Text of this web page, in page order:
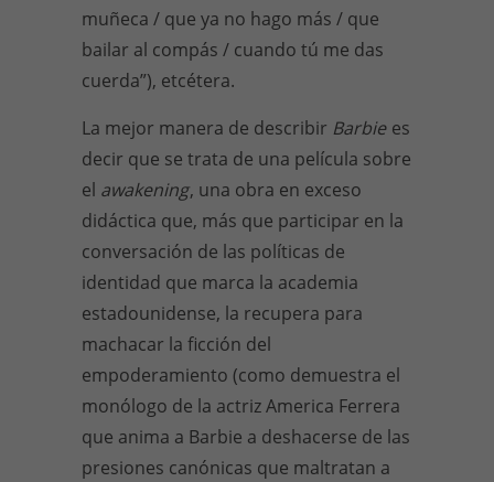
muñeca / que ya no hago más / que
bailar al compás / cuando tú me das
cuerda”), etcétera.
La mejor manera de describir Barbie es
decir que se trata de una película sobre
el awakening, una obra en exceso
didáctica que, más que participar en la
conversación de las políticas de
identidad que marca la academia
estadounidense, la recupera para
machacar la ficción del
empoderamiento (como demuestra el
monólogo de la actriz America Ferrera
que anima a Barbie a deshacerse de las
presiones canónicas que maltratan a